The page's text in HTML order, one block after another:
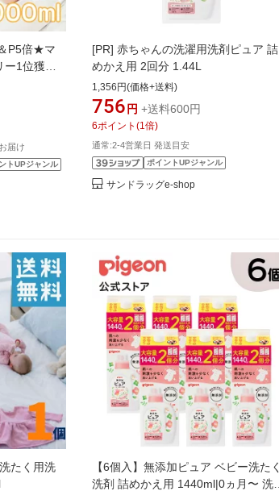
P5倍★マ
ー1位獲
ョン 赤ち
ー ひだま
分 つめか
お届け
トUPジャンル
[PR] 赤ちゃんの洗濯用洗剤ピュア 詰
めかえ用 2回分 1.44L
1,356円(価格+送料)
756 円 +送料600円
6ポイント (1倍)
通常:2-4営業日 発送目安
ポイントUPジャンル
サンドラッグe-shop
たく用洗
【6個入】無添加ピュア ベビー洗たく
洗剤 詰めかえ用 1440ml|0ヵ月〜 洗剤